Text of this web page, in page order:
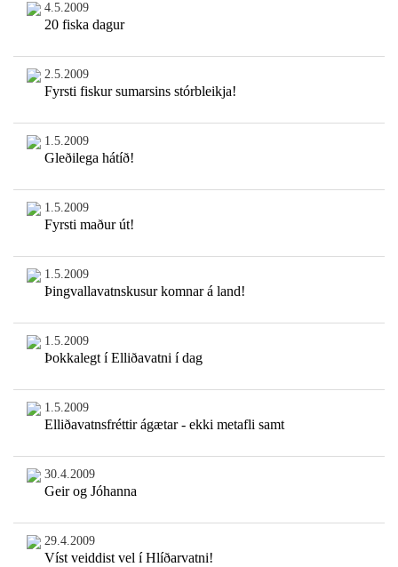
4.5.2009
20 fiska dagur
2.5.2009
Fyrsti fiskur sumarsins stórbleikja!
1.5.2009
Gleðilega hátíð!
1.5.2009
Fyrsti maður út!
1.5.2009
Þingvallavatnskusur komnar á land!
1.5.2009
Þokkalegt í Elliðavatni í dag
1.5.2009
Elliðavatnsfréttir ágætar - ekki metafli samt
30.4.2009
Geir og Jóhanna
29.4.2009
Víst veiddist vel í Hlíðarvatni!